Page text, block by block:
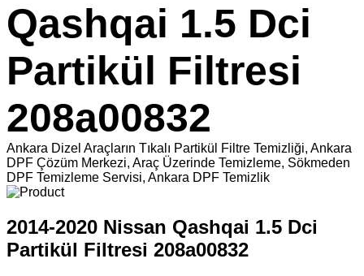
Qashqai 1.5 Dci
Partikül Filtresi
208a00832
Ankara Dizel Araçların Tıkalı Partikül Filtre Temizliği, Ankara
DPF Çözüm Merkezi, Araç Üzerinde Temizleme, Sökmeden
DPF Temizleme Servisi, Ankara DPF Temizlik
2014-2020 Nissan Qashqai 1.5 Dci
Partikül Filtresi 208a00832